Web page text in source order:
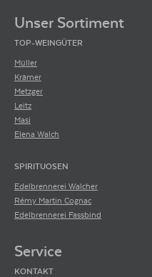
Unser Sortiment
TOP-WEINGÜTER
Müller
Krämer
Metzger
Leitz
Masi
Elena Walch
SPIRITUOSEN
Edelbrennerei Walcher
Rémy Martin Cognac
Edelbrennerei Fassbind
Service
KONTAKT